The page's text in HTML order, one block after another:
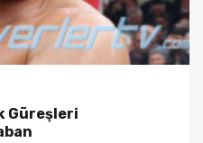
Güreşleri